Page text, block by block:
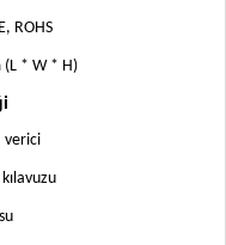
ROHS
* W * H)
verici